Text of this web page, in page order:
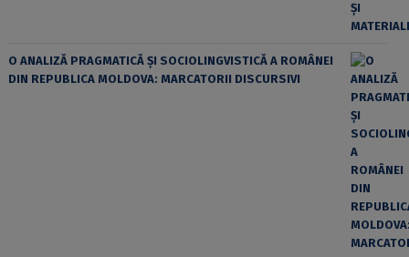
O ANALIZĂ PRAGMATICĂ ȘI SOCIOLINGVISTICĂ A ROMÂNEI
DIN REPUBLICA MOLDOVA: MARCATORII DISCURSIVI